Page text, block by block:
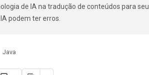
de IA na tradução de conteúdos para seu
podem ter erros.
Java